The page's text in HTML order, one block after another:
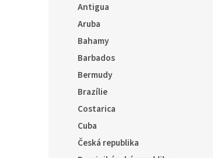
Antigua
Aruba
Bahamy
Barbados
Bermudy
Brazílie
Costarica
Cuba
Česká republika